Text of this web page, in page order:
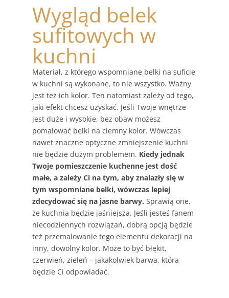
Wygląd belek
sufitowych w
kuchni
Materiał, z którego wspomniane belki na suficie
w kuchni są wykonane, to nie wszystko. Ważny
jest też ich kolor. Ten natomiast zależy od tego,
jaki efekt chcesz uzyskać. Jeśli Twoje wnętrze
jest duże i wysokie, bez obaw możesz
pomalować belki na ciemny kolor. Wówczas
nawet znaczne optyczne zmniejszenie kuchni
nie będzie dużym problemem. Kiedy jednak
Twoje pomieszczenie kuchenne jest dość
małe, a zależy Ci na tym, aby znalazły się w
tym wspomniane belki, wówczas lepiej
zdecydować się na jasne barwy. Sprawią one,
że kuchnia będzie jaśniejsza. Jeśli jesteś fanem
niecodziennych rozwiązań, dobrą opcją będzie
też przemalowanie tego elementu dekoracji na
inny, dowolny kolor. Może to być błękit,
czerwień, zieleń – jakakolwiek barwa, która
będzie Ci odpowiadać.